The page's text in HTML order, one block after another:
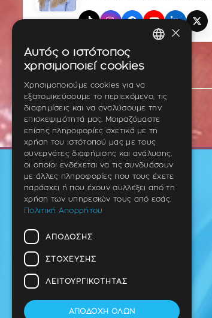
Instagram
FacebookYouTubeLinkedIn
X
Οδοντίατρος Θέρμη (Ανατολική
×
Αυτός ο ιστότοπος
χρησιμοποιεί cookies
Χρησιμοποιούμε cookies για να
εξατομικεύσουμε το περιεχόμενο, τις
διαφημίσεις και να αναλύσουμε την
επισκεψιμότητά μας. Μοιραζόμαστε
επίσης πληροφορίες σχετικά με τη
χρήση του ιστότοπού μας με τους
συνεργάτες διαφήμισης και ανάλυσης,
οι οποίοι ενδέχεται να τις συνδυάσουν
με άλλες πληροφορίες που τους έχετε
παράσχει ή που έχουν συλλέξει από τη
χρήση των υπηρεσιών τους από εσάς.
Πολιτική Απορρήτου
ΑΠΌΔΟΣΗΣ
ΣΤΌΧΕΥΣΗΣ
ΛΕΙΤΟΥΡΓΙΚΌΤΗΤΑΣ
ΑΠΟΔΟΧΉ ΌΛΩΝ